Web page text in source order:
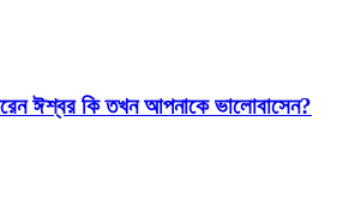
ঈশ্বর কি তখন আপনাকে ভালোবাসেন?